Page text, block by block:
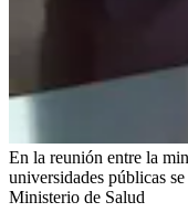
En la reunión entre la
universidades públicas
Ministerio de Salud